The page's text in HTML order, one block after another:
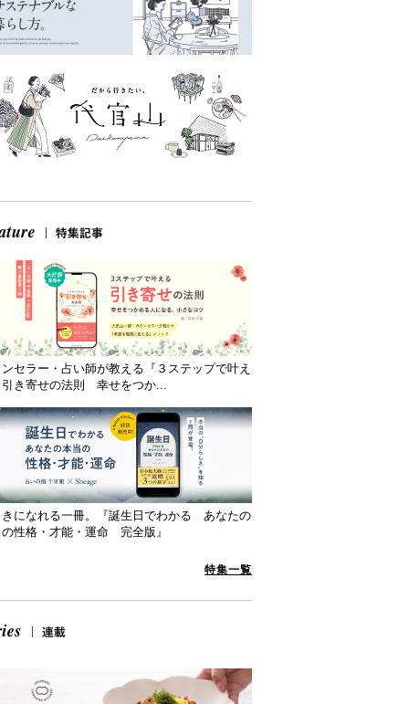
セラー・占い師が教える『３ステップで叶え
き寄せの法則 幸せをつか...
きになれる一冊。『誕生日でわかる あなたの
性格・才能・運命 完全版』
特集一覧